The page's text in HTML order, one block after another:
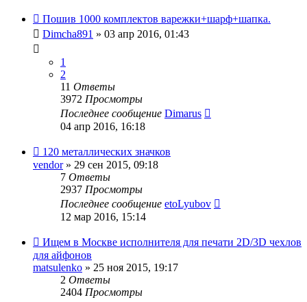
Пошив 1000 комплектов варежки+шарф+шапка.
Dimcha891 » 03 апр 2016, 01:43
1
2
11 Ответы
3972 Просмотры
Последнее сообщение Dimarus
04 апр 2016, 16:18
120 металлических значков
vendor» 29 сен 2015, 09:18
7 Ответы
2937 Просмотры
Последнее сообщение etoLyubov
12 мар 2016, 15:14
Ищем в Москве исполнителя для печати 2D/3D чехлов
для айфонов
matsulenko » 25 ноя 2015, 19:17
2 Ответы
2404 Просмотры